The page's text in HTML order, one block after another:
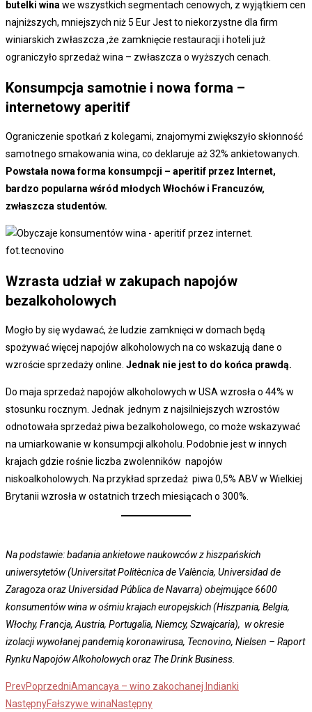
butelki wina we wszystkich segmentach cenowych, z wyjątkiem cen
najniższych, mniejszych niż 5 Eur Jest to niekorzystne dla firm
winiarskich zwłaszcza ,że zamknięcie restauracji i hoteli już
ograniczyło sprzedaż wina – zwłaszcza o wyższych cenach.
Konsumpcja samotnie i nowa forma –
internetowy aperitif
Ograniczenie spotkań z kolegami, znajomymi zwiększyło skłonność
samotnego smakowania wina, co deklaruje aż 32% ankietowanych.
Powstała nowa forma konsumpcji – aperitif przez Internet,
bardzo popularna wśród młodych Włochów i Francuzów,
zwłaszcza studentów.
fot.tecnovino
Wzrasta udział w zakupach napojów
bezalkoholowych
Mogło by się wydawać, że ludzie zamknięci w domach będą
spożywać więcej napojów alkoholowych na co wskazują dane o
wzroście sprzedaży online. Jednak nie jest to do końca prawdą.
Do maja sprzedaż napojów alkoholowych w USA wzrosła o 44% w
stosunku rocznym. Jednak jednym z najsilniejszych wzrostów
odnotowała sprzedaż piwa bezalkoholowego, co może wskazywać
na umiarkowanie w konsumpcji alkoholu. Podobnie jest w innych
krajach gdzie rośnie liczba zwolenników napojów
niskoalkoholowych. Na przykład sprzedaż piwa 0,5% ABV w Wielkiej
Brytanii wzrosła w ostatnich trzech miesiącach o 300%.
Na podstawie: badania ankietowe naukowców z hiszpańskich
uniwersytetów (Universitat Politècnica de València, Universidad de
Zaragoza oraz Universidad Pública de Navarra) obejmujące 6600
konsumentów wina w ośmiu krajach europejskich (Hiszpania, Belgia,
Włochy, Francja, Austria, Portugalia, Niemcy, Szwajcaria), w okresie
izolacji wywołanej pandemią koronawirusa, Tecnovino, Nielsen – Raport
Rynku Napojów Alkoholowych oraz The Drink Business.
PrevPoprzedniAmancaya – wino zakochanej Indianki
NastępnyFałszywe winaNastępny